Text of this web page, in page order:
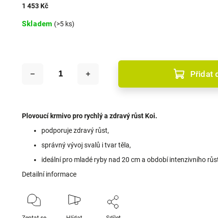
1 453 Kč
Skladem (>5 ks)
Přidat
Plovoucí krmivo pro rychlý a zdravý růst Koi.
podporuje zdravý růst,
správný vývoj svalů i tvar těla,
ideální pro mladé ryby nad 20 cm a období intenzivního
Detailní informace